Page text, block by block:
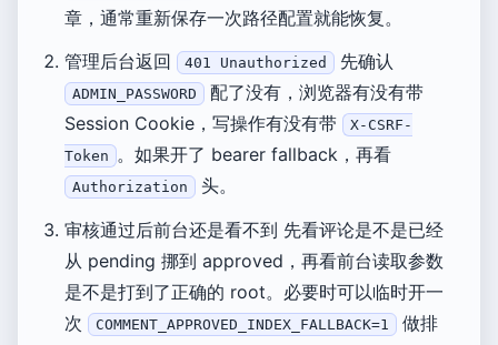
章，通常重新保存一次路径配置就能恢复。
管理后台返回 401 Unauthorized 先确认
ADMIN_PASSWORD
配了没有，浏览器有没有带
Session Cookie，写操作有没有带 X-CSRF-
Token 。如果开了 bearer fallback，再看
Authorization
头。
审核通过后前台还是看不到 先看评论是不是已经
从 pending 挪到 approved，再看前台读取参数
是不是打到了正确的 root。必要时可以临时开一
次 COMMENT_APPROVED_INDEX_FALLBACK=1
做排